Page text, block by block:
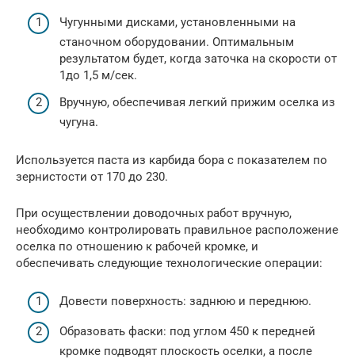
Чугунными дисками, установленными на
станочном оборудовании. Оптимальным
результатом будет, когда заточка на скорости от
1до 1,5 м/сек.
Вручную, обеспечивая легкий прижим оселка из
чугуна.
Используется паста из карбида бора с показателем по
зернистости от 170 до 230.
При осуществлении доводочных работ вручную,
необходимо контролировать правильное расположение
оселка по отношению к рабочей кромке, и
обеспечивать следующие технологические операции:
Довести поверхность: заднюю и переднюю.
Образовать фаски: под углом 450 к передней
кромке подводят плоскость оселки, а после